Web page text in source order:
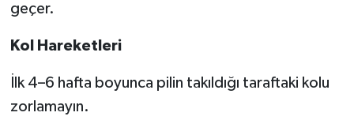
geçer.
Kol Hareketleri
İlk 4–6 hafta boyunca pilin takıldığı taraftaki kolu
zorlamayın.